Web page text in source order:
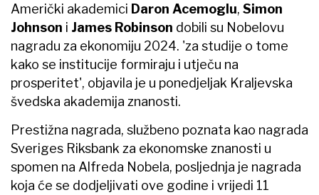
Američki akademici Daron Acemoglu, Simon
Johnson i James Robinson dobili su Nobelovu
nagradu za ekonomiju 2024. 'za studije o tome
kako se institucije formiraju i utječu na
prosperitet', objavila je u ponedjeljak Kraljevska
švedska akademija znanosti.
Prestižna nagrada, službeno poznata kao nagrada
Sveriges Riksbank za ekonomske znanosti u
spomen na Alfreda Nobela, posljednja je nagrada
koja će se dodjeljivati ​​ove godine i vrijedi 11